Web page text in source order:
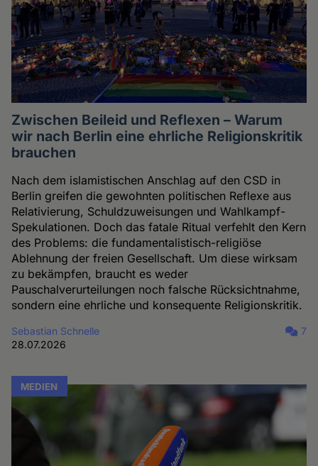
Zwischen Beileid und Reflexen – Warum
wir nach Berlin eine ehrliche Religionskritik
brauchen
Nach dem islamistischen Anschlag auf den CSD in
Berlin greifen die gewohnten politischen Reflexe aus
Relativierung, Schuldzuweisungen und Wahlkampf-
Spekulationen. Doch das fatale Ritual verfehlt den Kern
des Problems: die fundamentalistisch-religiöse
Ablehnung der freien Gesellschaft. Um diese wirksam
zu bekämpfen, braucht es weder
Pauschalverurteilungen noch falsche Rücksichtnahme,
sondern eine ehrliche und konsequente Religionskritik.
Sebastian Schnelle
28.07.2026
7
MEDIEN